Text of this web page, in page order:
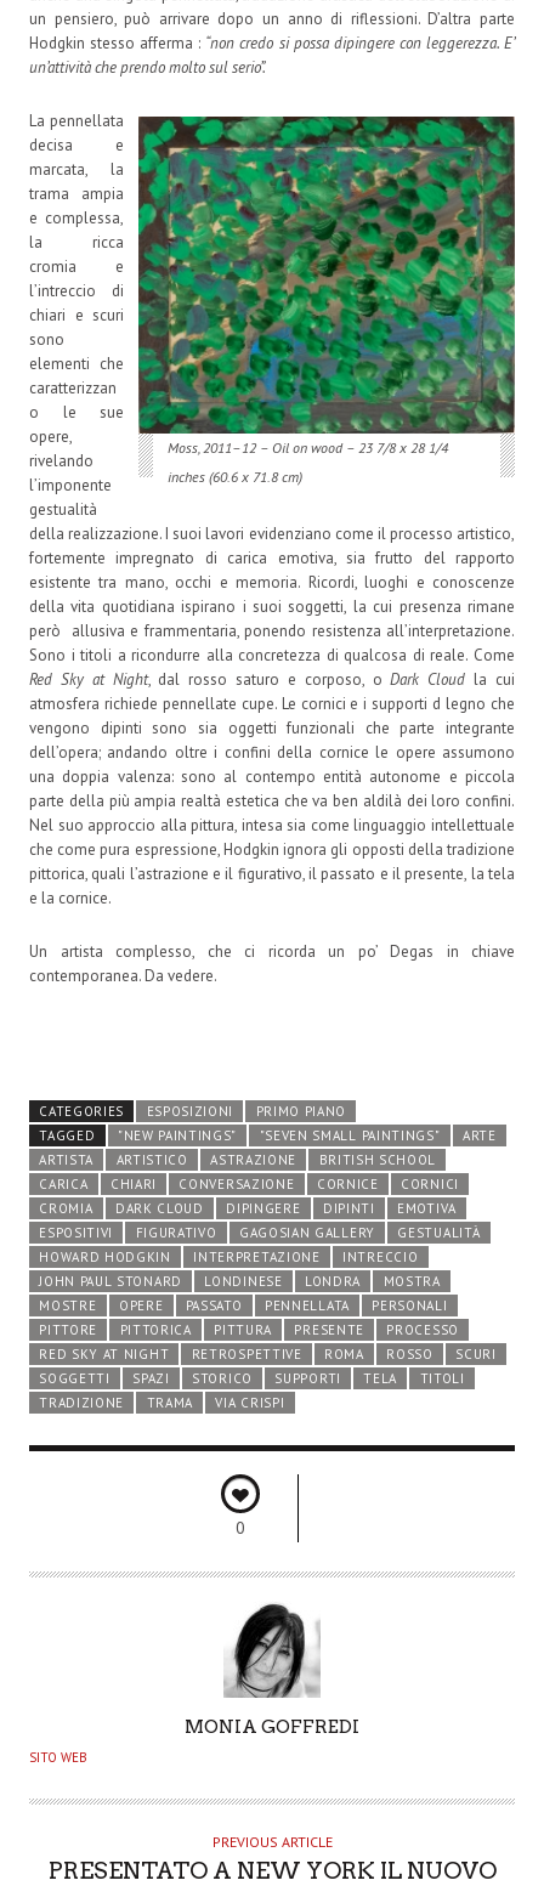
un pensiero, può arrivare dopo un anno di riflessioni. D’altra parte
Hodgkin stesso afferma : “non credo si possa dipingere con leggerezza. E’
un’attività che prendo molto sul serio”.
Moss, 2011–12 – Oil on wood – 23 7/8 x 28 1/4
inches (60.6 x 71.8 cm)
La pennellata
decisa e
marcata, la
trama ampia
e complessa,
la ricca
cromia e
l’intreccio di
chiari e scuri
sono
elementi che
caratterizzan
o le sue
opere,
rivelando
l’imponente
gestualità
della realizzazione. I suoi lavori evidenziano come il processo artistico,
fortemente impregnato di carica emotiva, sia frutto del rapporto
esistente tra mano, occhi e memoria. Ricordi, luoghi e conoscenze
della vita quotidiana ispirano i suoi soggetti, la cui presenza rimane
però allusiva e frammentaria, ponendo resistenza all’interpretazione.
Sono i titoli a ricondurre alla concretezza di qualcosa di reale. Come
Red Sky at Night, dal rosso saturo e corposo, oDark Cloud la cui
atmosfera richiede pennellate cupe. Le cornici e i supporti d legno che
vengono dipinti sono sia oggetti funzionali che parte integrante
dell’opera; andando oltre i confini della cornice le opere assumono
una doppia valenza: sono al contempo entità autonome e piccola
parte della più ampia realtà estetica che va ben aldilà dei loro confini.
Nel suo approccio alla pittura, intesa sia come linguaggio intellettuale
che come pura espressione, Hodgkin ignora gli opposti della tradizione
pittorica, quali l’astrazione e il figurativo, il passato e il presente, la tela
e la cornice.
Un artista complesso, che ci ricorda un po’ Degas in chiave
contemporanea. Da vedere.
CATEGORIES ESPOSIZIONI
PRIMO PIANO
TAGGED
"NEW PAINTINGS" "SEVEN SMALL PAINTINGS"
ARTE
ARTISTA
ARTISTICO ASTRAZIONE
BRITISH SCHOOL
CARICA
CHIARI CONVERSAZIONE CORNICE
CORNICI
CROMIA
DARK CLOUD DIPINGERE DIPINTI
EMOTIVA
ESPOSITIVI
FIGURATIVO GAGOSIAN GALLERY
GESTUALITÀ
HOWARD HODGKIN
INTERPRETAZIONE
INTRECCIO
JOHN PAUL STONARD
LONDINESE LONDRA
MOSTRA
MOSTRE
OPERE PASSATO PENNELLATA
PERSONALI
PITTORE
PITTORICA PITTURA PRESENTE
PROCESSO
RED SKY AT NIGHT
RETROSPETTIVE ROMA ROSSO
SCURI
SOGGETTI
SPAZI STORICO SUPPORTI TELA
TITOLI
TRADIZIONE
TRAMA VIA CRISPI
0
U
H
MONIA GOFFREDI
SITO WEB
PREVIOUS ARTICLE
PRESENTATO A NEW YORK IL NUOVO